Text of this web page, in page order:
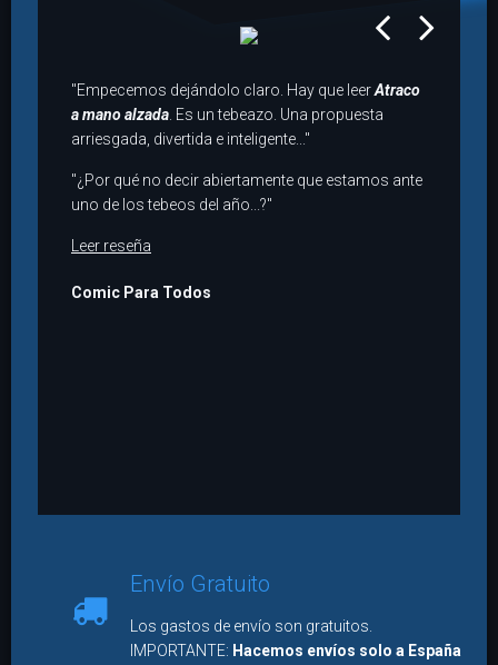
"Empecemos dejándolo claro. Hay que leerAtraco
a mano alzada. Es un tebeazo. Una propuesta
arriesgada, divertida e inteligente..."
"¿Por qué no decir abiertamente que estamos ante
uno de los tebeos del año...?"
Leer reseña
Comic Para Todos
Envío Gratuito
Los gastos de envío son gratuitos.
IMPORTANTE: Hacemos envíos solo a España